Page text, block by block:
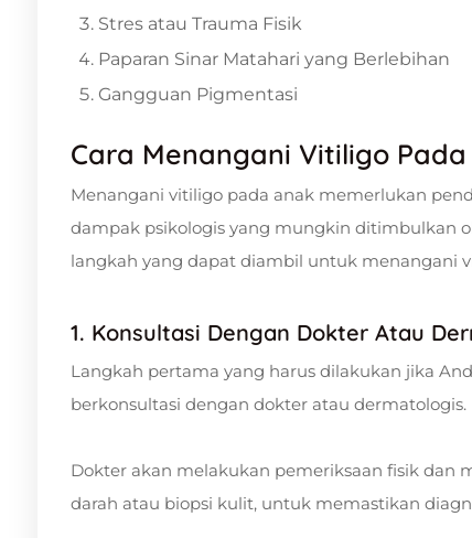
Stres atau Trauma Fisik
Paparan Sinar Matahari yang Berlebihan
Gangguan Pigmentasi
Cara Menangani Vitiligo
Menangani vitiligo pada anak memerlukan
dampak psikologis yang mungkin ditimbulkan
langkah yang dapat diambil untuk menangani
1. Konsultasi Dengan Dokter Atau
Langkah pertama yang harus dilakukan jika
berkonsultasi dengan dokter atau dermatologis.
Dokter akan melakukan pemeriksaan fisik dan
darah atau biopsi kulit, untuk memastikan